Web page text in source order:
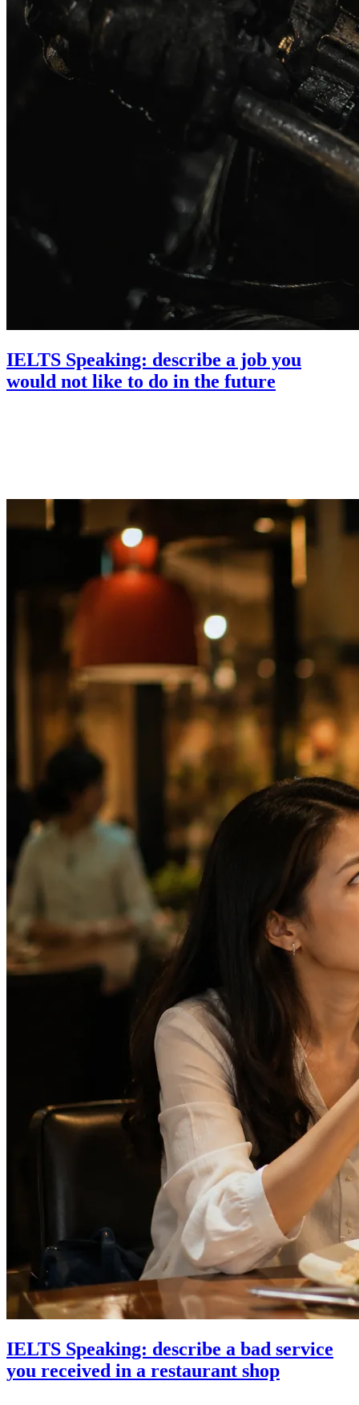
IELTS Speaking: describe a job you
would not like to do in the future
IELTS Speaking: describe a bad service
you received in a restaurant shop